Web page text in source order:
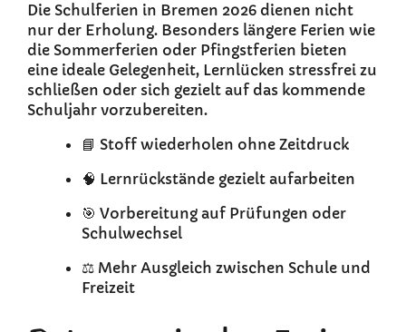
Die Schulferien in Bremen 2026 dienen nicht
nur der Erholung. Besonders längere Ferien wie
die Sommerferien oder Pfingstferien bieten
eine ideale Gelegenheit, Lernlücken stressfrei zu
schließen oder sich gezielt auf das kommende
Schuljahr vorzubereiten.
📘 Stoff wiederholen ohne Zeitdruck
🧠 Lernrückstände gezielt aufarbeiten
🎯 Vorbereitung auf Prüfungen oder
Schulwechsel
⚖️ Mehr Ausgleich zwischen Schule und
Freizeit